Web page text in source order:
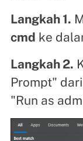
Langkah 1.
cmd ke
Langkah 2.
Prompt"
"Run as